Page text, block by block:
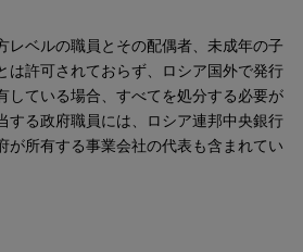
レベルの職員とその配偶者、未成年の子
は許可されておらず、ロシア国外で発行
している場合、すべてを処分する必要が
する政府職員には、ロシア連邦中央銀行
が所有する事業会社の代表も含まれてい